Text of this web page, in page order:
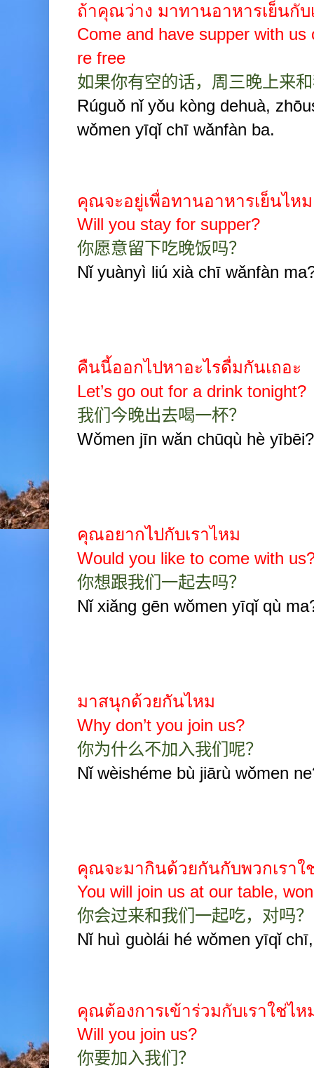
ถ้าคุณว่าง มาทานอาหารเย็นกั
Come and have supper with us
re free
如果你有空的话，周三晚上来
Rúguǒ nǐ yǒu kòng dehuà,
wǒmen yīqǐ chī wǎnfàn ba.
คุณจะอยู่เพื่อทานอาหารเย็นไหม
Will you stay for supper?
你愿意留下吃晚饭吗？
Nǐ yuànyì liú xià chī wǎnfàn
คืนนี้ออกไปหาอะไรดื่มกันเถอะ
Let’s go out for a drink tonight?
我们今晚出去喝一杯？
Wǒmen jīn wǎn chūqù hè yībēi?
คุณอยากไปกับเราไหม
Would you like to come with
你想跟我们一起去吗？
Nǐ xiǎng gēn wǒmen yīqǐ qù
มาสนุกด้วยกันไหม
Why don’t you join us?
你为什么不加入我们呢？
Nǐ wèishéme bù jiārù wǒmen
คุณจะมากินด้วยกันกับพวกเราใ
You will join us at our table,
你会过来和我们一起吃，对吗？
Nǐ huì guòlái hé wǒmen yīqǐ
คุณต้องการเข้าร่วมกับเราใช่ไห
Will you join us?
你要加入我们？